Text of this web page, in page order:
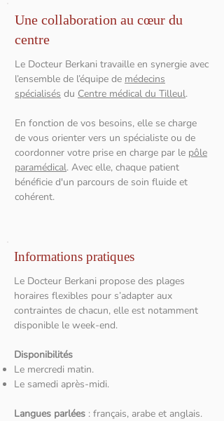
Une collaboration au cœur du
centre
Le Docteur Berkani travaille en synergie avec
l’ensemble de l’équipe de médecins
spécialisés du Centre médical du Tilleul.
En fonction de vos besoins, elle se charge
de vous orienter vers un spécialiste ou de
coordonner votre prise en charge par le pôle
paramédical. Avec elle, chaque patient
bénéficie d'un parcours de soin fluide et
cohérent.
Informations pratiques
Le Docteur Berkani propose des plages
horaires flexibles pour s’adapter aux
contraintes de chacun, elle est notamment
disponible le week-end.
Disponibilités
Le mercredi matin.
Le samedi après-midi.
Langues parlées : français, arabe et anglais.